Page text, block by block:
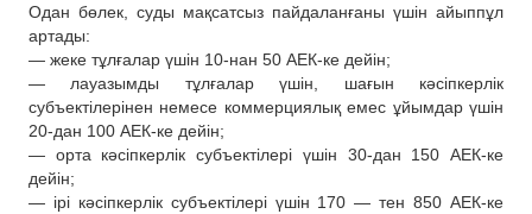
Одан бөлек, суды мақсатсыз пайдаланғаны үшін айыппұл
артады:
— жеке тұлғалар үшін 10-нан 50 АЕК-ке дейін;
— лауазымды тұлғалар үшін, шағын кәсіпкерлік
субъектілерінен немесе коммерциялық емес ұйымдар үшін
20-дан 100 АЕК-ке дейін;
— орта кәсіпкерлік субъектілері үшін 30-дан 150 АЕК-ке
дейін;
— ірі кәсіпкерлік субъектілері үшін 170 — тен 850 АЕК-ке